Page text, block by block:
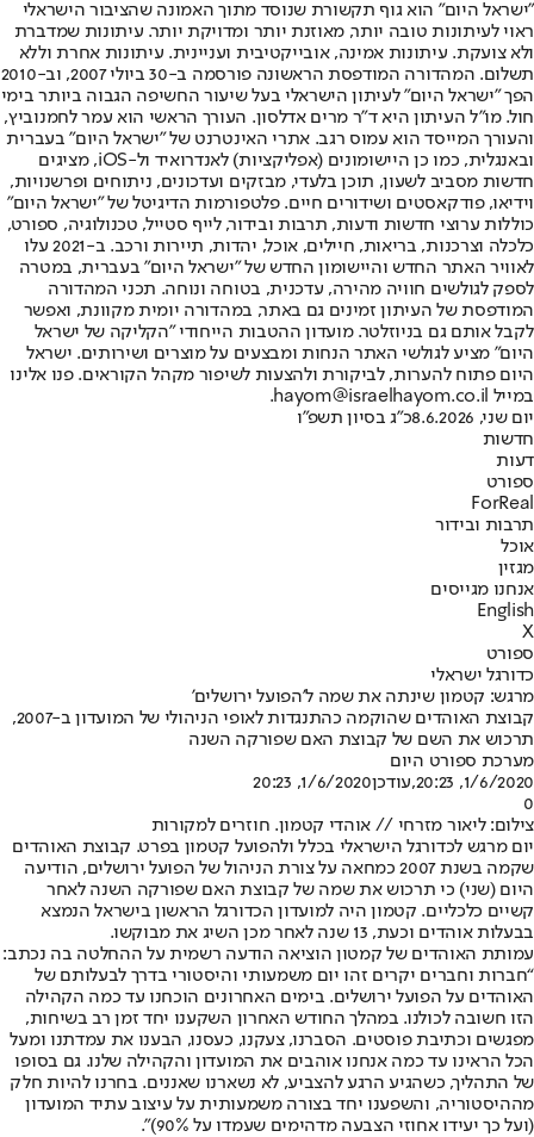
"ישראל היום" הוא גוף תקשורת שנוסד מתוך האמונה שהציבור הישראלי
ראוי לעיתונות טובה יותר, מאוזנת יותר ומדויקת יותר. עיתונות שמדברת
ולא צועקת. עיתונות אמינה, אובייקטיבית ועניינית. עיתונות אחרת וללא
תשלום. המהדורה המודפסת הראשונה פורסמה ב-30 ביולי 2007, וב-2010
הפך "ישראל היום" לעיתון הישראלי בעל שיעור החשיפה הגבוה ביותר בימי
חול. מו"ל העיתון היא ד"ר מרים אדלסון. העורך הראשי הוא עמר לחמנוביץ,
והעורך המייסד הוא עמוס רגב. אתרי האינטרנט של "ישראל היום" בעברית
ובאנגלית, כמו כן היישומונים (אפליקציות) לאנדרואיד ול-iOS, מציגים
חדשות מסביב לשעון, תוכן בלעדי, מבזקים ועדכונים, ניתוחים ופרשנויות,
וידיאו, פודקאסטים ושידורים חיים. פלטפורמות הדיגיטל של "ישראל היום"
כוללות ערוצי חדשות ודעות, תרבות ובידור, לייף סטייל, טכנולוגיה, ספורט,
כלכלה וצרכנות, בריאות, חיילים, אוכל, יהדות, תיירות ורכב. ב-2021 עלו
לאוויר האתר החדש והיישומון החדש של "ישראל היום" בעברית, במטרה
לספק לגולשים חוויה מהירה, עדכנית, בטוחה ונוחה. תכני המהדורה
המודפסת של העיתון זמינים גם באתר, במהדורה יומית מקוונת, ואפשר
לקבל אותם גם בניוזלטר. מועדון ההטבות הייחודי "הקליקה של ישראל
היום" מציע לגולשי האתר הנחות ומבצעים על מוצרים ושירותים. ישראל
היום פתוח להערות, לביקורת ולהצעות לשיפור מקהל הקוראים. פנו אלינו
במייל hayom@israelhayom.co.il.
יום שני, 8.6.2026
כ"ג בסיון תשפ"ו
חדשות
דעות
ספורט
ForReal
תרבות ובידור
אוכל
מגזין
אנחנו מגייסים
English
X
ספורט
כדורגל ישראלי
מרגש: קטמון שינתה את שמה ל'הפועל ירושלים'
קבוצת האוהדים שהוקמה כהתנגדות לאופי הניהולי של המועדון ב-2007,
תרכוש את השם של קבוצת האם שפורקה השנה
מערכת ספורט היום
1/6/2020, 20:23
,עודכן1/6/2020, 20:23
0
צילום: ליאור מזרחי // אוהדי קטמון. חוזרים למקורות
יום מרגש לכדורגל הישראלי בכלל ולהפועל קטמון בפרט. קבוצת האוהדים
שקמה בשנת 2007 כמחאה על צורת הניהול של הפועל ירושלים, הודיעה
היום (שני) כי תרכוש את שמה של קבוצת האם שפורקה השנה לאחר
קשיים כלכליים. קטמון היה למועדון הכדורגל הראשון בישראל הנמצא
בבעלות אוהדים וכעת, 13 שנה לאחר מכן השיג את מבוקשו.
עמותת האוהדים של קמטון הוציאה הודעה רשמית על ההחלטה בה נכתב:
“חברות וחברים יקרים זהו יום משמעותי והיסטורי בדרך לבעלותם של
האוהדים על הפועל ירושלים. בימים האחרונים הוכחנו עד כמה הקהילה
הזו חשובה לכולנו. במהלך החודש האחרון השקענו יחד זמן רב בשיחות,
מפגשים וכתיבת פוסטים. הסברנו, צעקנו, כעסנו, הבענו את עמדתנו ומעל
הכל הראינו עד כמה אנחנו אוהבים את המועדון והקהילה שלנו. גם בסופו
של התהליך, כשהגיע הרגע להצביע, לא נשארנו שאננים. בחרנו להיות חלק
מההיסטוריה, והשפענו יחד בצורה משמעותית על עיצוב עתיד המועדון
(ועל כך יעידו אחוזי הצבעה מדהימים שעמדו על 90%)”.